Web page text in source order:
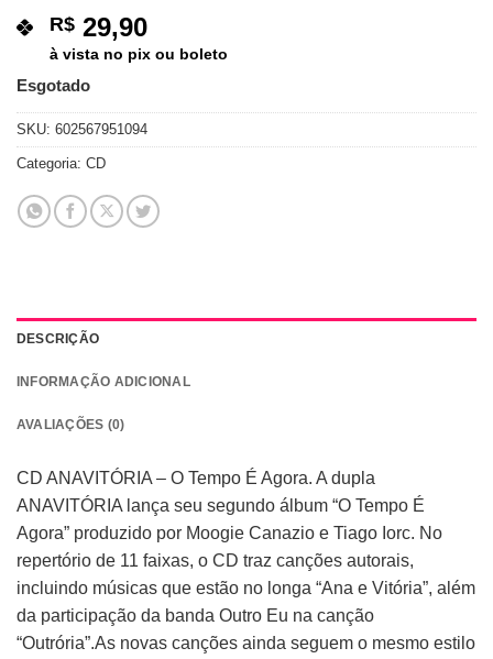
R$ 29,90
à vista no pix ou boleto
Esgotado
SKU: 602567951094
Categoria: CD
DESCRIÇÃO
INFORMAÇÃO ADICIONAL
AVALIAÇÕES (0)
CD ANAVITÓRIA – O Tempo É Agora. A dupla
ANAVITÓRIA lança seu segundo álbum “O Tempo É
Agora” produzido por Moogie Canazio e Tiago Iorc. No
repertório de 11 faixas, o CD traz canções autorais,
incluindo músicas que estão no longa “Ana e Vitória”, além
da participação da banda Outro Eu na canção
“Outrória”.As novas canções ainda seguem o mesmo estilo